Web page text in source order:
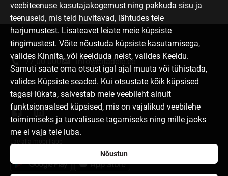
veebiteenuse kasutajakogemust ning pakkuda sisu ja
teenuseid, mis teid huvitavad, lähtudes teie
harjumustest. Lisateavet leiate meie küpsiste
tingimustest. Võite nõustuda küpsiste kasutamisega,
valides Kinnita, või keelduda neist, valides Keeldu.
Samuti saate oma otsust igal ajal muuta või tühistada,
valides Küpsiste seaded. Kui otsustate kõik küpsised
tagasi lükata, salvestab meie veebileht ainult
funktsionaalsed küpsised, mis on vajalikud veebilehe
toimimiseks ja turvalisuse tagamiseks ning mille jaoks
me ei vaja teie luba.
Nõustun
Võta ühendust
77 00 000 info@citadele.ee
Jälgi meid